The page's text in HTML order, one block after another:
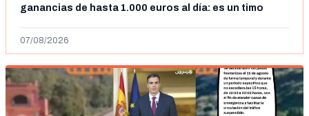
ganancias de hasta 1.000 euros al día: es un timo
07/08/2026